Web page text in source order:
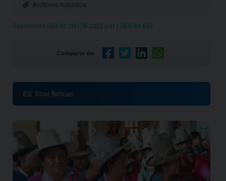
Archivos Adjuntos:
Resolución SBS N° 03178-2023.pdf | (805.84 KB)
Comparte en:
Otras Noticias